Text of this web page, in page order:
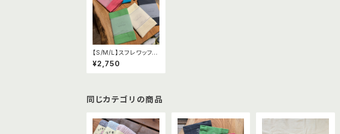
【S/M/L】スフレワッフル
ハラマキ
¥2,750
同じカテゴリの商品